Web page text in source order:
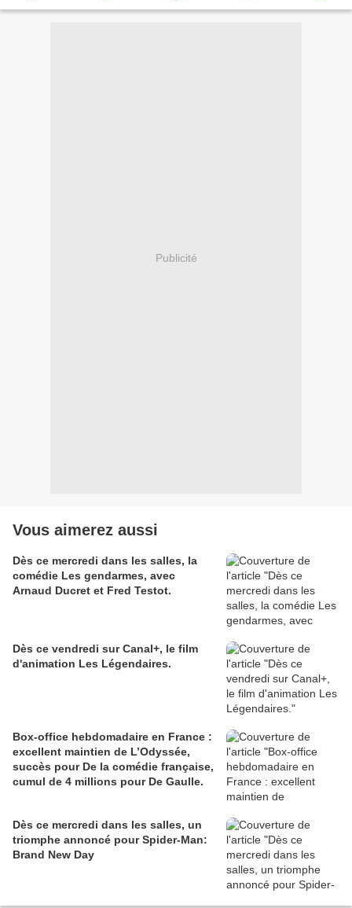
Publicité
Vous aimerez aussi
Dès ce mercredi dans les salles, la
comédie Les gendarmes, avec
Arnaud Ducret et Fred Testot.
Dès ce vendredi sur Canal+, le film
d'animation Les Légendaires.
Box-office hebdomadaire en France :
excellent maintien de L’Odyssée,
succès pour De la comédie française,
cumul de 4 millions pour De Gaulle.
Dès ce mercredi dans les salles, un
triomphe annoncé pour Spider-Man:
Brand New Day